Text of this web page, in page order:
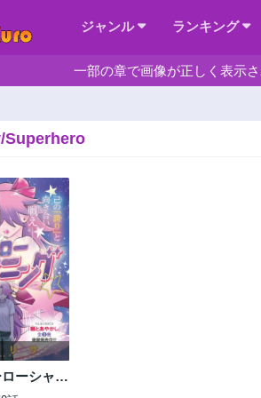
ジャンル ランキング
一部の章で画像が正しく表示
Superhero
ーシャイ
グ